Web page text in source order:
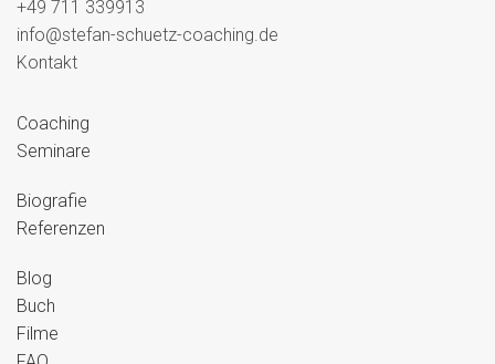
+49 711 339913
info@stefan-schuetz-coaching.de
Kontakt
Coaching
Seminare
Biografie
Referenzen
Blog
Buch
Filme